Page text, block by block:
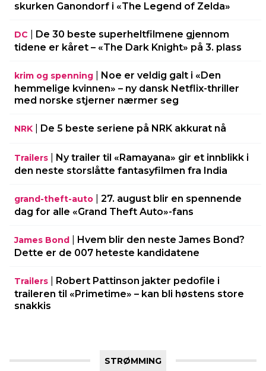
skurken Ganondorf i «The Legend of Zelda»
DC
De 30 beste superheltfilmene gjennom
tidene er kåret – «The Dark Knight» på 3. plass
krim og spenning
Noe er veldig galt i «Den
hemmelige kvinnen» – ny dansk Netflix-thriller
med norske stjerner nærmer seg
NRK De 5 beste seriene på NRK akkurat nå
Trailers
Ny trailer til «Ramayana» gir et innblikk i
den neste storslåtte fantasyfilmen fra India
grand-theft-auto
27. august blir en spennende
dag for alle «Grand Theft Auto»-fans
James Bond
Hvem blir den neste James Bond?
Dette er de 007 heteste kandidatene
Trailers
Robert Pattinson jakter pedofile i
traileren til «Primetime» – kan bli høstens store
snakkis
STRØMMING